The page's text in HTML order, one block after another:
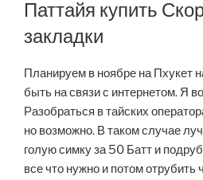
Паттайя купить
закладки
Планируем в ноябре на Пхукет
быть на связи с интернетом. Я
Разобраться в тайских
но возможно. В таком случае
голую симку за 50 Батт и
все что нужно и потом отрубить